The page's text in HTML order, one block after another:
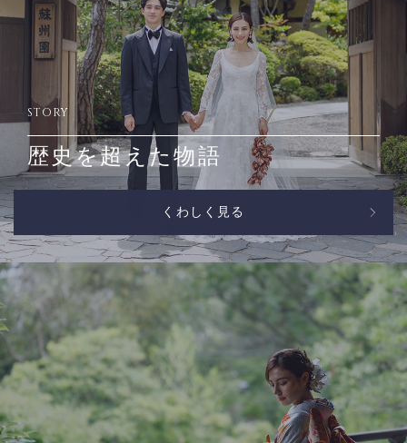
STORY
歴史を超えた物語
くわしく見る